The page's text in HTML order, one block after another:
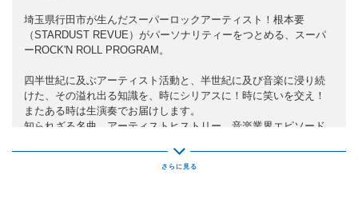
埼玉県行田市が生んだスーパーロックアーティスト！根本要
（STARDUST REVUE）がパーソナリティーをつとめる、 スーパ
ーROCK'N ROLL PROGRAM。
四半世紀に及ぶアーティスト活動と、半世紀に及び音楽に浸り続
けた、 その溢れ出る知識を、時にシリアスに！時に笑いを交え！
またある時は生演奏でお届けします。
知られざる名曲、アーティストヒストリー、音楽業界エピソード
アナタをKANAME WORLDへ誘います。